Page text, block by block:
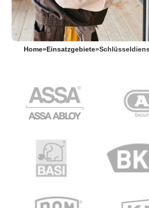
Home» Einsatzgebiete»